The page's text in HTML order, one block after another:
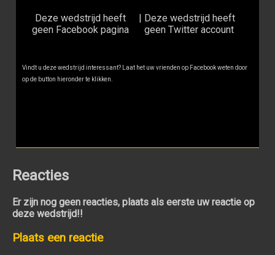
Deze wedstrijd heeft
geen Facebook pagina
Deze wedstrijd heeft
geen Twitter account
Vindt u deze wedstrijd interessant? Laat het uw vrienden op Facebook weten door
op de button hieronder te klikken.
Reacties
Er zijn nog geen reacties, plaats als eerste uw reactie op
deze wedstrijd!!
Plaats een reactie